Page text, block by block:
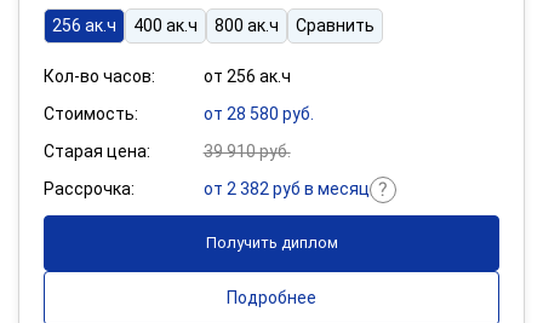
256 ак.ч 400 ак.ч 800 ак.ч Сравнить
Кол-во часов:
от 256 ак.ч
Стоимость:
от 28 580 руб.
Старая цена:
39 910 руб.
Рассрочка:
от 2 382 руб в месяц
Получить диплом
Подробнее